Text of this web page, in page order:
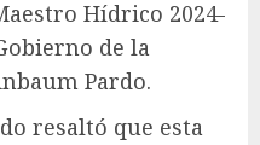
Hídrico 2024-
de la
Pardo.
resaltó que esta